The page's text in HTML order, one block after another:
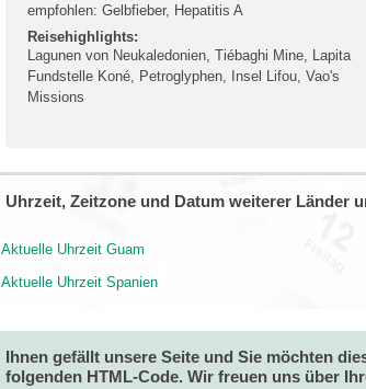
empfohlen: Gelbfieber, Hepatitis A
Reisehighlights:
Lagunen von Neukaledonien, Tiébaghi Mine, Lapita
Fundstelle Koné, Petroglyphen, Insel Lifou, Vao's
Missions
Uhrzeit, Zeitzone und Datum weiterer Länder
Aktuelle Uhrzeit Guam
Aktuelle Uhrzeit Spanien
Ihnen gefällt unsere Seite und Sie möchten
folgenden HTML-Code. Wir freuen uns über